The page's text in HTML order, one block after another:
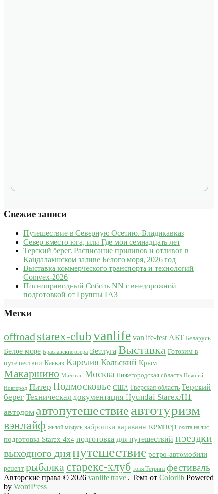
Свежие записи
Путешествие в Северную Осетию. Владикавказ
Север вместо юга, или Где мои семнадцать лет
Терский берег. Расписание приливов и отливов в
Кандалакшском заливе Белого моря, 2026 год
Выставка коммерческого транспорта и технологий
Comvex-2026
Полноприводный Соболь NN с внедорожной
подготовкой от Группы ГАЗ
Метки
offroad starex-clubvanlife vanlife-fest АБТ Беларусь
Белое море Браславские озера Ветлуга Выставка Готовим в
путешествии Кавказ Карелия Кольский Крым
Макаршино Мичиган Москва Нижегородская область Нижний
Новгород Питер Подмосковье США Тверская область Терский
берег Техническая документация Hyundai Starex/H1
автодом автопутешествие автотуризм
вэнлайф жилой модуль заброшки караваны кемпер охота на лис
подготовка Starex 4x4 подготовка для путешествий поездки
выходного дняпутешествие ретро-автомобили
рецепт рыбалка старекс-клуб тоня Тетрина фестиваль
Авторские права © 2026 vanlife travel. Тема от Colorlib Powered
by WordPress